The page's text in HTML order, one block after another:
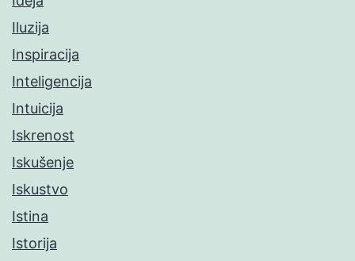
Iluzija
Inspiracija
Inteligencija
Intuicija
Iskrenost
Iskušenje
Iskustvo
Istina
Istorija